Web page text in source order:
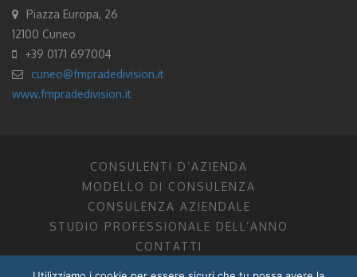
Piazza Europa, 26
12100 Cuneo
+39 0171 697004
cuneo@fmpradedivision.it
www.fmpradedivision.it
CONSULENTI D’AZIENDA
MODELLO DI CONSULENZA
CONSULENZA AZIENDALE
STUDIO PROFESSIONALE DELL’ANNO
CONTATTI